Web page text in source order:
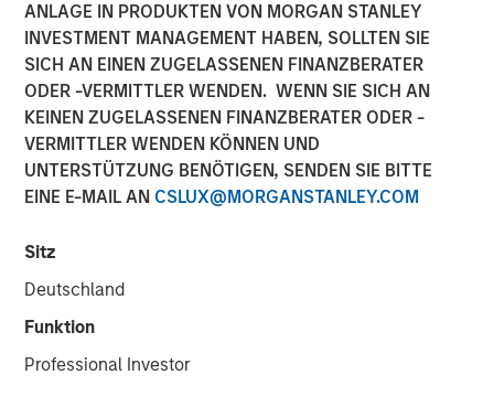
ANLAGE IN PRODUKTEN VON MORGAN STANLEY
INVESTMENT MANAGEMENT HABEN, SOLLTEN SIE
SICH AN EINEN ZUGELASSENEN FINANZBERATER
ODER -VERMITTLER WENDEN. WENN SIE SICH AN
KEINEN ZUGELASSENEN FINANZBERATER ODER -
VERMITTLER WENDEN KÖNNEN UND
UNTERSTÜTZUNG BENÖTIGEN, SENDEN SIE BITTE
EINE E-MAIL AN CSLUX@MORGANSTANLEY.COM
Sitz
Deutschland
Funktion
Professional Investor
The new funding will accelerate growth of the company's
corporate business line, international sales, and AI
Platform expansion
23 MÄRZ 2021
Dataminr, the leading real-time information discovery
platform, today announced the close of a $475
Investors in the financing include Eldridge, Valor Equity